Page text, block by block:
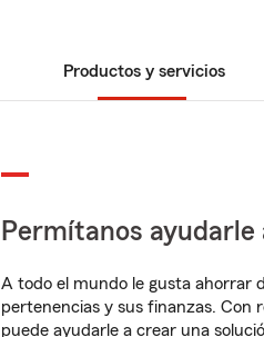
Productos y servicios
Permítanos ayudarle
A todo el mundo le gusta ahorrar
pertenencias y sus finanzas. Con
puede ayudarle a crear una